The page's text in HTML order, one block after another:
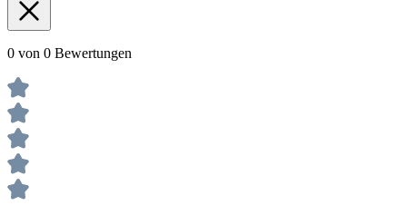
0 von 0 Bewertungen